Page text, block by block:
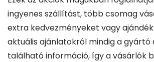
ingyenes szállítást, több csomag
extra kedvezményeket vagy
aktuális ajánlatokról mindig a gyártó
található információ, így a vásárlók